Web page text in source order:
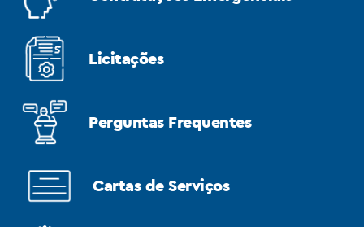
Licitações
Perguntas Frequentes
Cartas de Serviços